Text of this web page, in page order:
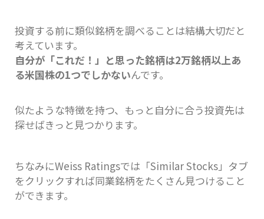
投資する前に類似銘柄を調べることは結構大切だと
考えています。
自分が「これだ！」と思った銘柄は2万銘柄以上あ
る米国株の1つでしかないんです。
似たような特徴を持つ、もっと自分に合う投資先は
探せばきっと見つかります。
ちなみにWeiss Ratingsでは「Similar Stocks」タブ
をクリックすれば同業銘柄をたくさん見つけること
ができます。